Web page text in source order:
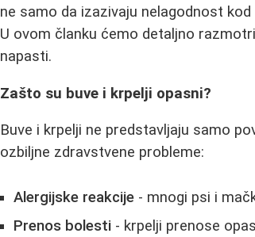
ne samo da izazivaju nelagodnost
U ovom članku ćemo detaljno
napasti.
Zašto su buve i krpelji opasni?
Buve i krpelji ne predstavljaju samo
ozbiljne zdravstvene probleme:
Alergijske reakcije - mnogi psi i
Prenos bolesti - krpelji prenose